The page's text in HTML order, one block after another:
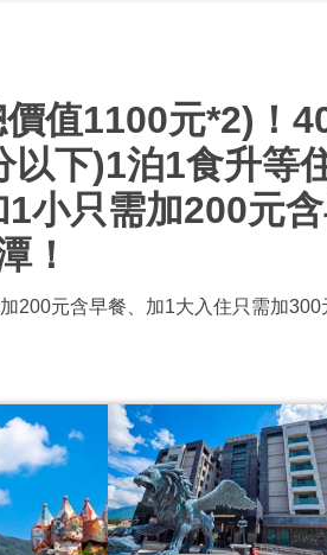
值1100元*2)！
下)1泊1食升等
小只需加200元
！
200元含早餐、加1大入住只需加